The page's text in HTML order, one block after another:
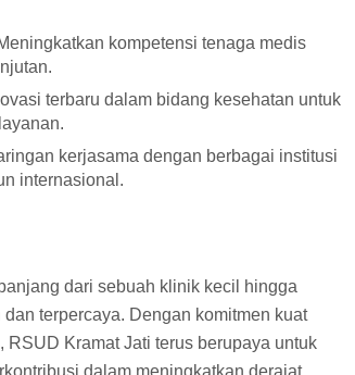
kompetensi tenaga medis
terbaru dalam bidang kesehatan untuk
kerjasama dengan berbagai institusi
internasional.
dari sebuah klinik kecil hingga
terpercaya. Dengan komitmen kuat
Kramat Jati terus berupaya untuk